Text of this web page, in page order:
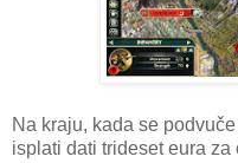
Na kraju, kada se
isplati dati trideset eura